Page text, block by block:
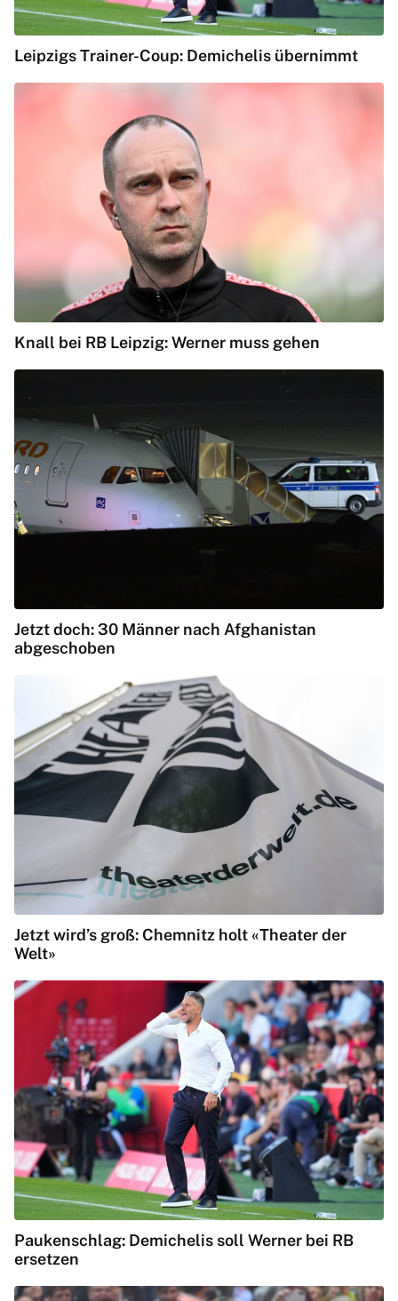
Leipzigs Trainer-Coup: Demichelis übernimmt
Knall bei RB Leipzig: Werner muss gehen
Jetzt doch: 30 Männer nach Afghanistan
abgeschoben
Jetzt wird’s groß: Chemnitz holt «Theater der
Welt»
Paukenschlag: Demichelis soll Werner bei RB
ersetzen